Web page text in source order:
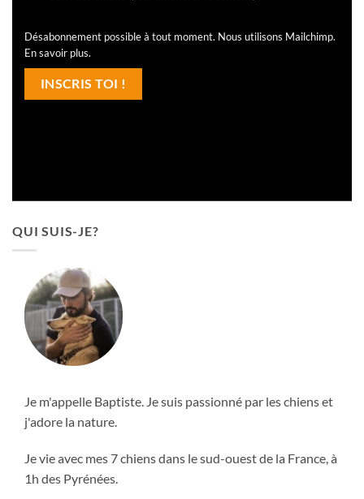
Désabonnement possible à tout moment. Nous utilisons Mailchimp.
En savoir plus.
QUI SUIS-JE?
Je m'appelle Baptiste. Je suis passionné par les chiens et
j'adore la nature.
Je vie avec mes 7 chiens dans le sud-ouest de la France, à
1h des Pyrénées.